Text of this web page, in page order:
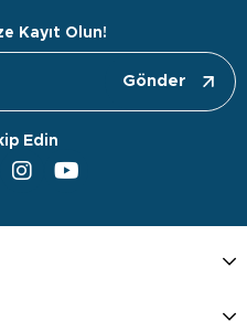
Kayıt Olun!
Gönder
Edin